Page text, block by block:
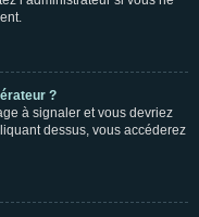
?
à signaler et vous devriez
dessus, vous accéderez